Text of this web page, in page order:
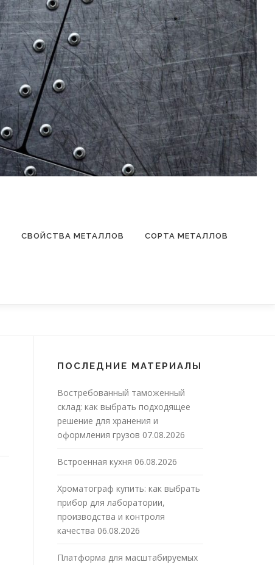
СВОЙСТВА МЕТАЛЛОВ СОРТА МЕТАЛЛОВ
ПОСЛЕДНИЕ МАТЕРИАЛЫ
Востребованный таможенный
склад: как выбрать подходящее
решение для хранения и
оформления грузов 07.08.2026
Встроенная кухня 06.08.2026
Хроматограф купить: как выбрать
прибор для лаборатории,
производства и контроля
качества 06.08.2026
Платформа для масштабируемых